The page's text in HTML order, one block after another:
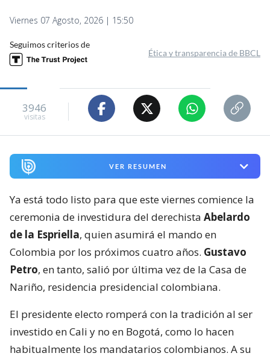
Viernes 07 Agosto, 2026 | 15:50
Seguimos criterios de
Ética y transparencia de BBCL
3946
visitas
VER RESUMEN
Ya está todo listo para que este viernes comience la
ceremonia de investidura del derechista Abelardo
de la Espriella, quien asumirá el mando en
Colombia por los próximos cuatro años. Gustavo
Petro, en tanto, salió por última vez de la Casa de
Nariño, residencia presidencial colombiana.
El presidente electo romperá con la tradición al ser
investido en Cali y no en Bogotá, como lo hacen
habitualmente los mandatarios colombianos. A su